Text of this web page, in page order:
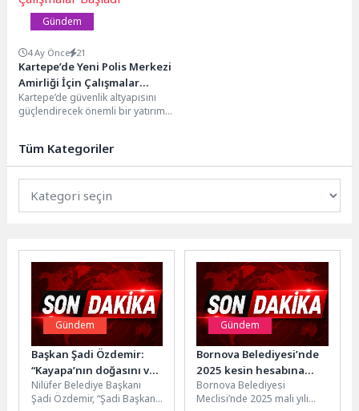
Gündem
4 Ay Önce 21
Kartepe’de Yeni Polis Merkezi
Amirliği İçin Çalışmalar
Başladı
Kartepe’de güvenlik altyapısını
güçlendirecek önemli bir yatırım
Kaymakamlığı koordinesinde...
Tüm Kategoriler
Gündem
Başkan Şadi Özdemir:
“Kayapa’nın doğasını ve
toprağını korumakta
kararlıyız”
Nilüfer Belediye Başkanı
Şadi Özdemir, “Şadi Başkan
Gündem
Bornova Belediyesi’nde
2025 kesin hesabına
meclis onayı
Bornova Belediyesi
Meclisi’nde 2025 mali yılı